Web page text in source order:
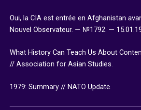
Oui, la CIA est entrée en Afghanistan
Nouvel Observateur. — №1792. —
What History Can Teach Us About
// Association for Asian Studies.
1979: Summary // NATO Update.